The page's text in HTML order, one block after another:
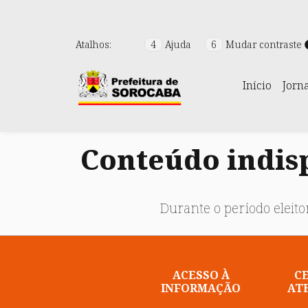
Atalhos: 4 Ajuda 6 Mudar contraste
Início
Conteúdo
Durante o período
ACESSO À
INFORMAÇÃO